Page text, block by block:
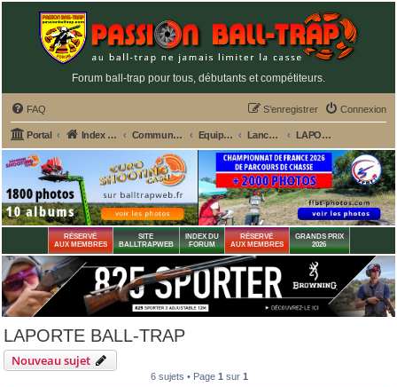
Forum ball-trap pour tous, débutants et compétiteurs.
FAQ Connexion
S’enregistrer
Portal Index du forum Commun aux 2 fédérations ball-trap FFBT et FFT Equipement des stands de tir ball-trap Lanceurs de plateaux ball-trap LAPORTE BALL-TRAP
RÉSERVÉ
AUX MEMBRES
SITE
BALLTRAPWEB
INDEX DU
FORUM
RÉSERVÉ
AUX MEMBRES
GRANDS PRIX
2026
LAPORTE BALL-TRAP
Nouveau sujet
6 sujets • Page 1 sur 1